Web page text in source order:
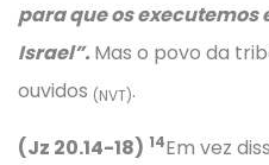
para que os executemos
Israel”.Mas o povo da
ouvidos (NVT).
(Jz 20.14-18) 14Em vez